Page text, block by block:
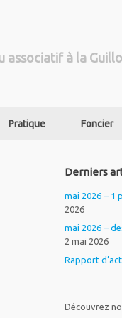
associatif à la
Pratique Foncier
Derniers
mai 2026 – 1
2026
mai 2026 –
2 mai 2026
Rapport
Découvrez